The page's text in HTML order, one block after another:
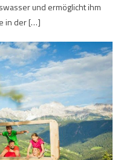
und ermöglicht ihm
in der […]